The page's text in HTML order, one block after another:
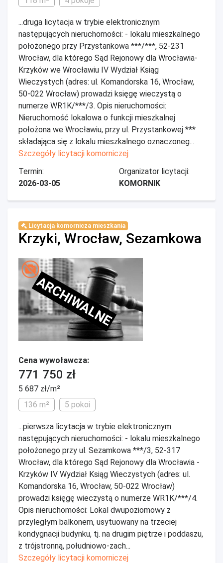
...druga licytacja w trybie elektronicznym
następujących nieruchomości: - lokalu mieszkalnego
położonego przy Przystankowa ***/***, 52-231
Wrocław, dla którego Sąd Rejonowy dla Wrocławia-
Krzyków we Wrocławiu IV Wydział Ksiąg
Wieczystych (adres: ul. Komandorska 16, Wrocław,
50-022 Wrocław) prowadzi księgę wieczystą o
numerze WR1K/***/3. Opis nieruchomości:
Nieruchomość lokalowa o funkcji mieszkalnej
położona we Wrocławiu, przy ul. Przystankowej ***
składająca się z lokalu mieszkalnego oznaczoneg...
Szczegóły licytacji komorniczej
Termin:
2026-03-05
Organizator licytacji:
KOMORNIK
Licytacja komornicza mieszkania
Krzyki, Wrocław, Sezamkowa
ARCHIWALNE
Cena wywoławcza:
771 750 zł
5 687 zł/m²
136 m²
5 pokoi
...pierwsza licytacja w trybie elektronicznym
następujących nieruchomości: - lokalu mieszkalnego
położonego przy ul. Sezamkowa ***/3, 52-317
Wrocław, dla którego Sąd Rejonowy dla Wrocławia -
Krzyków IV Wydział Ksiąg Wieczystych (adres: ul.
Komandorska 16, Wrocław, 50-022 Wrocław)
prowadzi księgę wieczystą o numerze WR1K/***/4.
Opis nieruchomości: Lokal dwupoziomowy z
przyległym balkonem, usytuowany na trzeciej
kondygnacji budynku, tj. na drugim piętrze i poddaszu,
z trójstronną, południowo-zach...
Szczegóły licytacji komorniczej